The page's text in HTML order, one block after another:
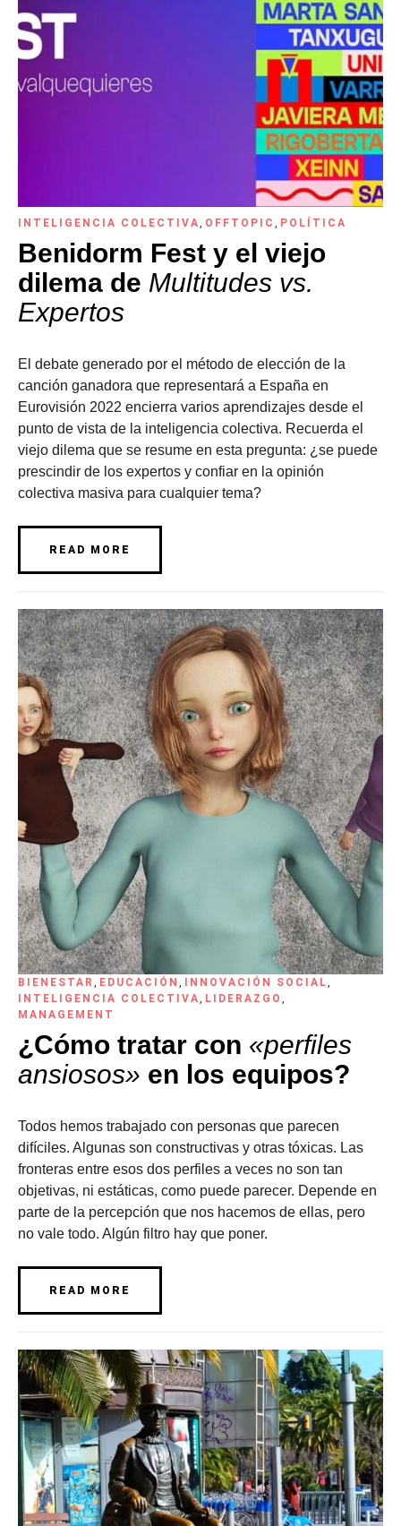
INTELIGENCIA COLECTIVA, OFFTOPIC , POLÍTICA
Benidorm Fest y el viejo
dilema de Multitudes vs.
Expertos
El debate generado por el método de elección de la
canción ganadora que representará a España en
Eurovisión 2022 encierra varios aprendizajes desde el
punto de vista de la inteligencia colectiva. Recuerda el
viejo dilema que se resume en esta pregunta: ¿se puede
prescindir de los expertos y confiar en la opinión
colectiva masiva para cualquier tema?
READ MORE
BIENESTAR , EDUCACIÓN , INNOVACIÓN SOCIAL,
INTELIGENCIA COLECTIVA, LIDERAZGO ,
MANAGEMENT
¿Cómo tratar con «perfiles
ansiosos» en los equipos?
Todos hemos trabajado con personas que parecen
difíciles. Algunas son constructivas y otras tóxicas. Las
fronteras entre esos dos perfiles a veces no son tan
objetivas, ni estáticas, como puede parecer. Depende en
parte de la percepción que nos hacemos de ellas, pero
no vale todo. Algún filtro hay que poner.
READ MORE